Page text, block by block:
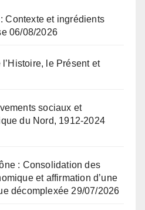
Contexte et ingrédients
06/08/2026
le Présent et
sociaux et
du Nord, 1912-2024
: Consolidation des
et affirmation d’une
décomplexée 29/07/2026